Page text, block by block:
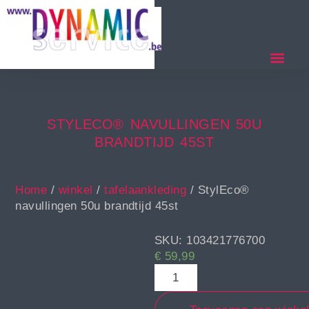
STYLECO® NAVULLINGEN 50U
BRANDTIJD 45ST
Home / winkel /tafelaankleding / StylEco®
navullingen 50u brandtijd 45st
SKU: 103421776700
€ 59,99